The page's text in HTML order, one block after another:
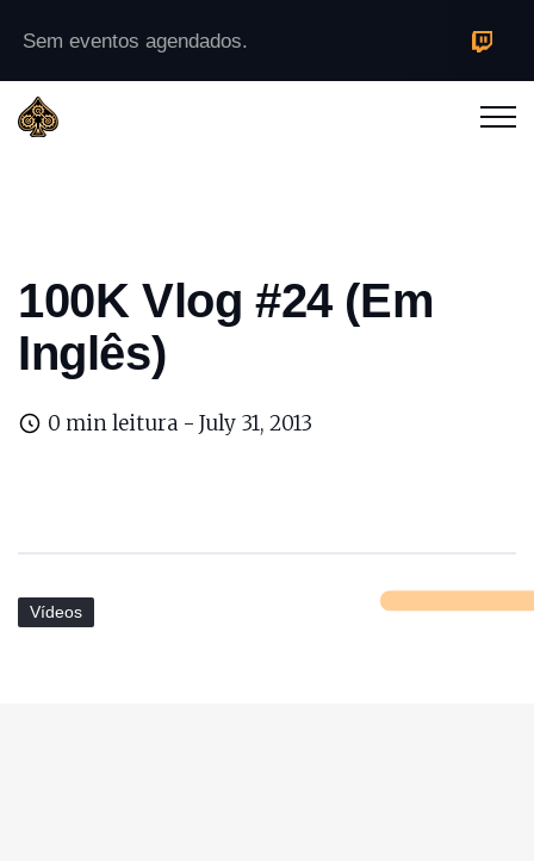
Sem eventos agendados.
100K Vlog #24 (Em
Inglês)
0 min leitura - July 31, 2013
Vídeos